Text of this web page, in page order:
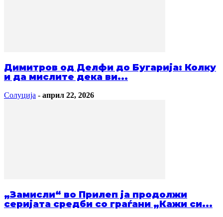
Димитров од Делфи до Бугарија: Колку
и да мислите дека ви...
Солуција - април 22, 2026
„Замисли“ во Прилеп ја продолжи
серијата средби со граѓани „Кажи си...